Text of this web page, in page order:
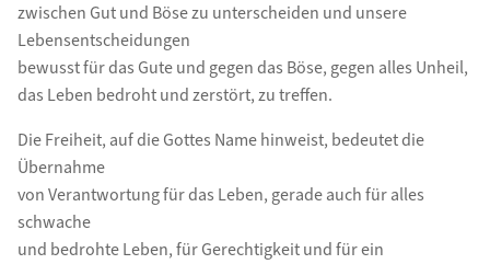
zwischen Gut und Böse zu unterscheiden und unsere
Lebensentscheidungen
bewusst für das Gute und gegen das Böse, gegen alles Unheil,
das Leben bedroht und zerstört, zu treffen.
Die Freiheit, auf die Gottes Name hinweist, bedeutet die
Übernahme
von Verantwortung für das Leben, gerade auch für alles
schwache
und bedrohte Leben, für Gerechtigkeit und für ein